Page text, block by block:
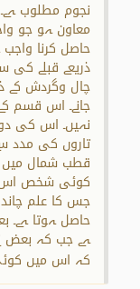
نجوم مطلوب
معاون ہو جو
حاصل کرنا
ذریعے قبلے کی
چال وگردش کے
جانے۔ اس قسم
نہیں۔ اس کی
تاروں کی مدد
قطب شمال میں
کوئی شخص اس
جس کا علم
حاصل ہوتا
ہے جب کہ بعض
کہ اس میں